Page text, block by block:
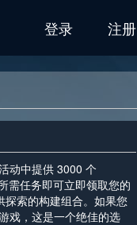
登录 注册
动中提供 3000 个
需任务即可立即领取您的
探索的构建组合。如果您
戏，这是一个绝佳的选